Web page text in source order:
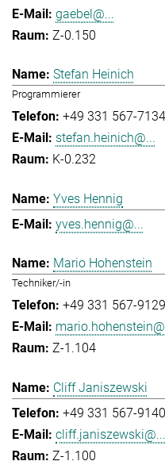
gaebel@...
Z-0.150
Stefan Heinich
Programmierer
+49 331 567-7134
stefan.heinich@...
K-0.232
Yves Hennig
yves.hennig@...
Mario Hohenstein
Techniker/-in
+49 331 567-9129
Z-1.104
Cliff Janiszewski
+49 331 567-9140
cliff.janiszewski@...
Z-1.100